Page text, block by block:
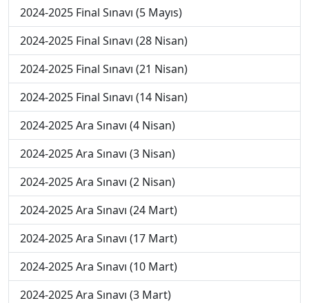
2024-2025 Final Sınavı (5 Mayıs)
2024-2025 Final Sınavı (28 Nisan)
2024-2025 Final Sınavı (21 Nisan)
2024-2025 Final Sınavı (14 Nisan)
2024-2025 Ara Sınavı (4 Nisan)
2024-2025 Ara Sınavı (3 Nisan)
2024-2025 Ara Sınavı (2 Nisan)
2024-2025 Ara Sınavı (24 Mart)
2024-2025 Ara Sınavı (17 Mart)
2024-2025 Ara Sınavı (10 Mart)
2024-2025 Ara Sınavı (3 Mart)